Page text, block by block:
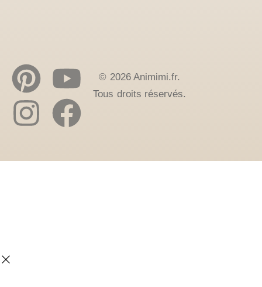
© 2026 Animimi.fr.
Tous droits réservés.